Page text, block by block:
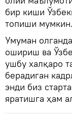
бир киши
топиши мумкин.
Умуман
ошириш ва
ушбу халқаро
берадиган
энди биз
яратишга ҳам